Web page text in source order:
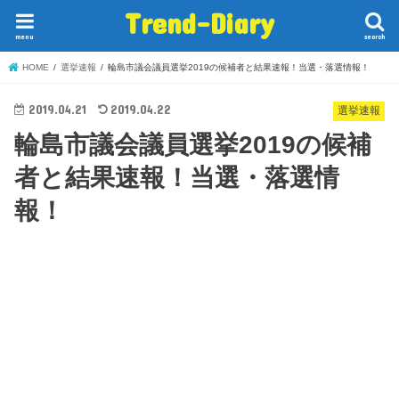
Trend-Diary search
menu
HOME 選挙速報 輪島市議会議員選挙2019の候補者と結果速報！当選・落選情報！
選挙速報
2019.04.21 2019.04.22
輪島市議会議員選挙2019の候補
者と結果速報！当選・落選情
報！